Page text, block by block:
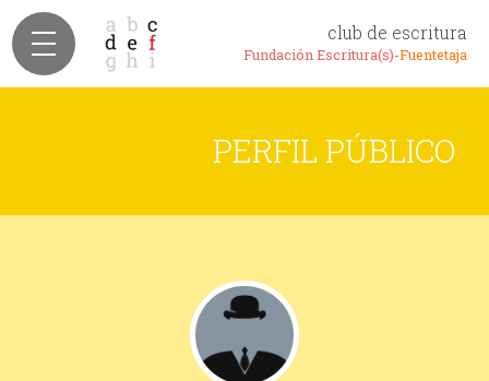
club de escritura
Fundación Escritura(s)-Fuentetaja
PERFIL PÚBLICO